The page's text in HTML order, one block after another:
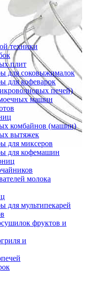
техники
плит
для соковыжималок
для кофеварок
печей)
машин
комбайнов (машин)
вытяжек
для миксеров
для кофемашин
молока
для мультипекарей
фруктов и
и